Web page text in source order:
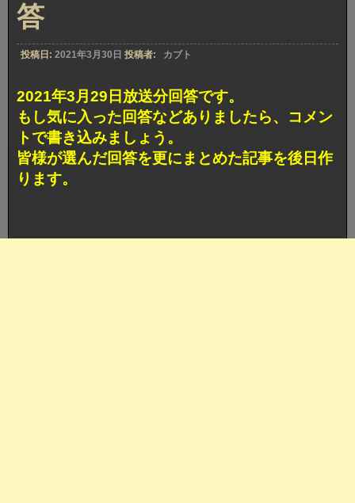
答
投稿日: 2021年3月30日 投稿者: カブト
2021年3月29日放送分回答です。
もし気に入った回答などありましたら、コメン
トで書き込みましょう。
皆様が選んだ回答を更にまとめた記事を後日作
ります。